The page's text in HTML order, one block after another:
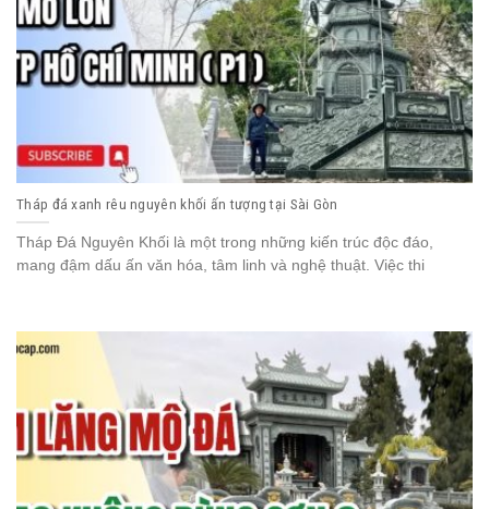
Tháp đá xanh rêu nguyên khối ấn tượng tại Sài Gòn
Tháp Đá Nguyên Khối là một trong những kiến trúc độc đáo,
mang đậm dấu ấn văn hóa, tâm linh và nghệ thuật. Việc thi